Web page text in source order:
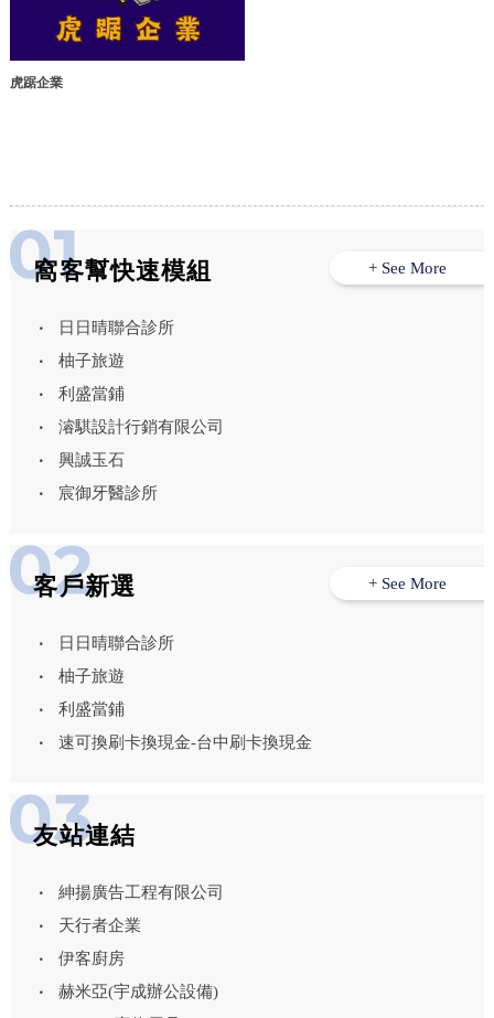
虎踞企業
窩客幫快速模組
日日晴聯合診所
柚子旅遊
利盛當鋪
濬騏設計行銷有限公司
興誠玉石
宸御牙醫診所
+ See More
客戶新選
日日晴聯合診所
柚子旅遊
利盛當鋪
速可換刷卡換現金-台中刷卡換現金
+ See More
友站連結
紳揚廣告工程有限公司
天行者企業
伊客廚房
赫米亞(宇成辦公設備)